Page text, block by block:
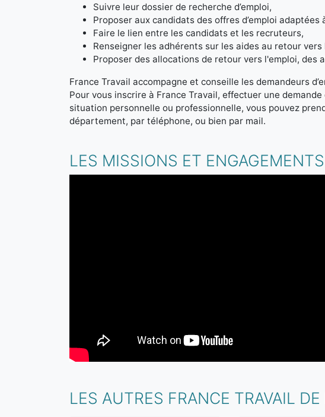
Suivre leur dossier de recherche d’emploi,
Proposer aux candidats des offres d’emploi
Faire le lien entre les candidats et les recruteurs,
Renseigner les adhérents sur les aides au retour vers
Proposer des allocations de retour vers l'emploi, des
France Travail accompagne et conseille les demandeurs
Pour vous inscrire à France Travail, effectuer une
situation personnelle ou professionnelle, vous pouvez
département, par téléphone, ou bien par mail.
LES MISSIONS ET
LES AUTRES FRANCE TRAVAIL